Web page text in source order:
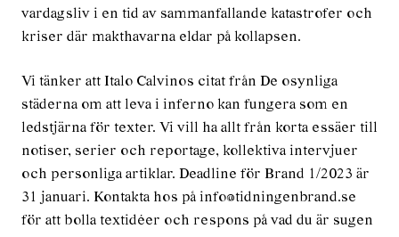
vardagsliv i en tid av sammanfallande katastrofer och
kriser där makthavarna eldar på kollapsen.
Vi tänker att Italo Calvinos citat från De osynliga
städerna om att leva i inferno kan fungera som en
ledstjärna för texter. Vi vill ha allt från korta essäer till
notiser, serier och reportage, kollektiva intervjuer
och personliga artiklar. Deadline för Brand 1/2023 är
31 januari. Kontakta hos på info@tidningenbrand.se
för att bolla textidéer och respons på vad du är sugen